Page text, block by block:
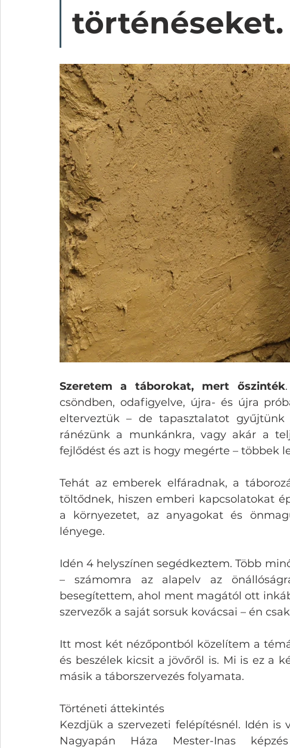
történéseket.
Szeretem a táborokat, mert őszinték
csöndben, odafigyelve, újra- és újra
elterveztük – de tapasztalatot
ránézünk a munkánkra, vagy akár a
fejlődést és azt is hogy megérte – többek
Tehát az emberek elfáradnak, a
töltődnek, hiszen emberi kapcsolatokat
a környezetet, az anyagokat és
lényege.
Idén 4 helyszínen segédkeztem. Több
– számomra az alapelv az
besegítettem, ahol ment magától ott
szervezők a saját sorsuk kovácsai – én
Itt most két nézőpontból közelítem a
és beszélek kicsit a jövőről is. Mi is ez a
másik a táborszervezés folyamata.
Történeti áttekintés
Kezdjük a szervezeti felépítésnél. Idén
Nagyapán Háza Mester-Inas